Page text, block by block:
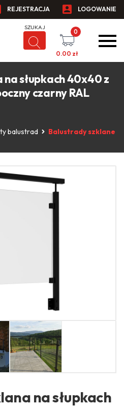
REJESTRACJA LOGOWANIE
0
0.00 zł
słupkach 40x40 z
czarny RAL
balustrad Balustrady szklane
na słupkach